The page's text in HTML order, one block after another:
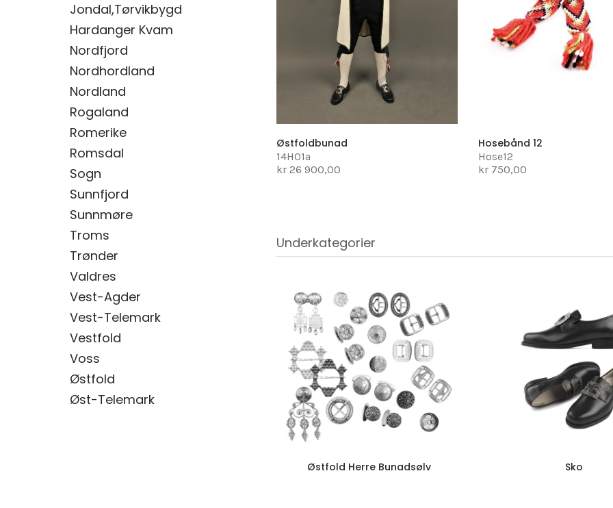
Jondal,Tørvikbygd
Hardanger Kvam
Nordfjord
Nordhordland
Nordland
Rogaland
Romerike
Romsdal
Sogn
Sunnfjord
Sunnmøre
Troms
Trønder
Valdres
Vest-Agder
Vest-Telemark
Vestfold
Voss
Østfold
Øst-Telemark
Østfoldbunad
14H01a
kr 26 900,00
Hosebånd 12
Hose12
kr 750,00
Underkategorier
Østfold Herre Bunadsølv Sko